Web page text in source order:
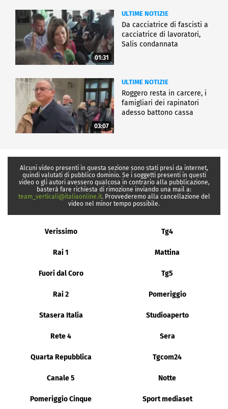
01:31
ULTIME NOTIZIE
Da cacciatrice di fascisti a
cacciatrice di lavoratori,
Salis condannata
03:07
ULTIME NOTIZIE
Roggero resta in carcere, i
famigliari dei rapinatori
adesso battono cassa
Alcuni video presenti in questa sezione sono stati presi da internet,
quindi valutati di pubblico dominio. Se i soggetti presenti in questi
video o gli autori avessero qualcosa in contrario alla pubblicazione,
basterà fare richiesta di rimozione inviando una mail a:
team_verticali@italiaonline.it. Provvederemo alla cancellazione del
video nel minor tempo possibile.
Verissimo Tg4
Rai 1 Mattina
Fuori dal Coro Tg5
Rai 2 Pomeriggio
Stasera Italia Studioaperto
Rete 4 Sera
Quarta Repubblica Tgcom24
Canale 5 Notte
Pomeriggio Cinque Sport mediaset